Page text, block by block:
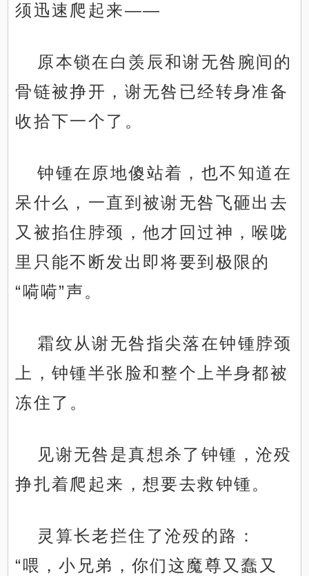
须迅速爬起来——
原本锁在白羡辰和谢无咎腕间的
骨链被挣开，谢无咎已经转身准备
收拾下一个了。
钟锺在原地傻站着，也不知道在
呆什么，一直到被谢无咎飞砸出去
又被掐住脖颈，他才回过神，喉咙
里只能不断发出即将要到极限的
“嗬嗬”声。
霜纹从谢无咎指尖落在钟锺脖颈
上，钟锺半张脸和整个上半身都被
冻住了。
见谢无咎是真想杀了钟锺，沧殁
挣扎着爬起来，想要去救钟锺。
灵算长老拦住了沧殁的路：
“喂，小兄弟，你们这魔尊又蠢又